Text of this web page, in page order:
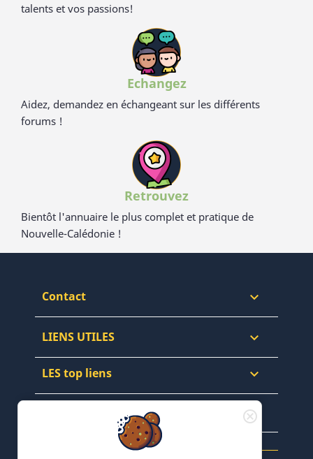
talents et vos passions!
Echangez
Aidez, demandez en échangeant sur les différents
forums !
Retrouvez
Bientôt l'annuaire le plus complet et pratique de
Nouvelle-Calédonie !
Contact 
LIENS UTILES 
LES top liens 
NEWSLETTERS & WEB 